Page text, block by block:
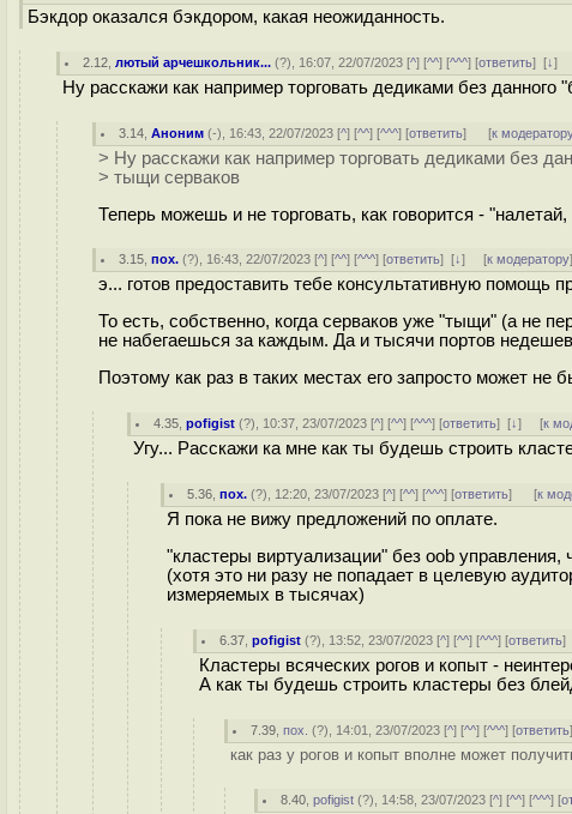
Бэкдор оказался бэкдором, какая неожиданность.
2.12 ,лютый арчешкольник... (?), 16:07, 22/07/2023 [^] [^^] [^^^] [ответить][↓]
Ну расскажи как например торговать дедиками без
3.14 ,Аноним (-), 16:43, 22/07/2023 [^] [^^] [^^^] [ответить] [к
> Ну расскажи как например торговать дедиками без
> тыщи серваков
Теперь можешь и не торговать, как говорится -
3.15 ,пох. (?), 16:43, 22/07/2023 [^] [^^] [^^^] [ответить][↓] [к модератору]
э... готов предоставить тебе консультативную помощь
То есть, собственно, когда серваков уже "тыщи" (а не
не набегаешься за каждым. Да и тысячи портов
Поэтому как раз в таких местах его запросто может не
4.35 ,pofigist (?), 10:37, 23/07/2023 [^] [^^] [^^^] [ответить][↓] [к
Угу... Расскажи ка мне как ты будешь строить
5.36 ,пох. (?), 12:20, 23/07/2023 [^] [^^] [^^^] [ответить] [к
Я пока не вижу предложений по оплате.
"кластеры виртуализации" без oob управления,
(хотя это ни разу не попадает в целевую
измеряемых в тысячах)
6.37 ,pofigist (?), 13:52, 23/07/2023 [^] [^^] [^^^] [ответить]
Кластеры всяческих рогов и копыт -
А как ты будешь строить кластеры без
7.39 ,пох. (?), 14:01, 23/07/2023 [^] [^^] [^^^] [ответить
как раз у рогов и копыт вполне может
8.40 ,pofigist (?), 14:58, 23/07/2023 [^] [^^] [^^^] [